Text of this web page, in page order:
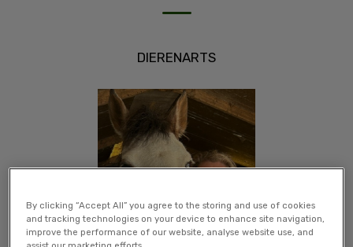
DIERENARTS
By clicking “Accept All” you agree to the storing and use of cookies
and tracking technologies on your device to enhance site navigation,
improve the performance of our website, analyse website use, and